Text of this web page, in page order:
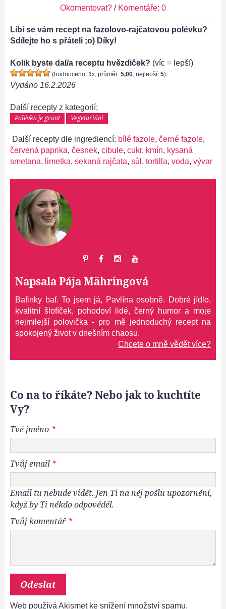
Okomentovat? / Komentáře: 0
Líbí se vám recept na fazolovo-rajčatovou polévku?
Sdílejte ho s přáteli ;o) Díky!
Kolik byste dal/a receptu hvězdiček? (víc = lepší)
(hodnoceno: 1x, průměr: 5,00 , nejlepší: 5)
Vydáno 16.2.2026
Další recepty z kategorií:
Polévka je grunt
Vegetariáni
Další recepty dle ingrediencí: bílé fazole, černé fazole,
červená paprika, česnek, cibule, cukr, kmín, kysaná
smetana, limetka, sekaná rajčata, sůl , tortilla, voda, vývar
NapsalaPája Mähringová
Bafinky baf. To jsem já, Pavlína osobně. Dobré jídlo,
kvalitní šlofíček, pohodoví lidé, černý humor a moje
nejmilejší polovička - pro mě jednoduchý recept na
spokojený život v dnešním chaosu.
Chcete o mně vědět více?
Co na to říkáte? Nebo jak to kuchtíte
Vy?
Tvé jméno *
Tvůj email *
Email tu nebude vidět. Jen Ti na něj pošlu upozornění,
když by Ti někdo odpověděl.
Tvůj komentář*
Web používá Akismet ke snížení množství spamu.